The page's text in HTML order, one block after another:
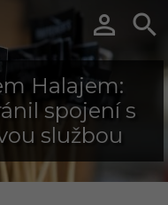
 
Halajem:
spojení s
službou